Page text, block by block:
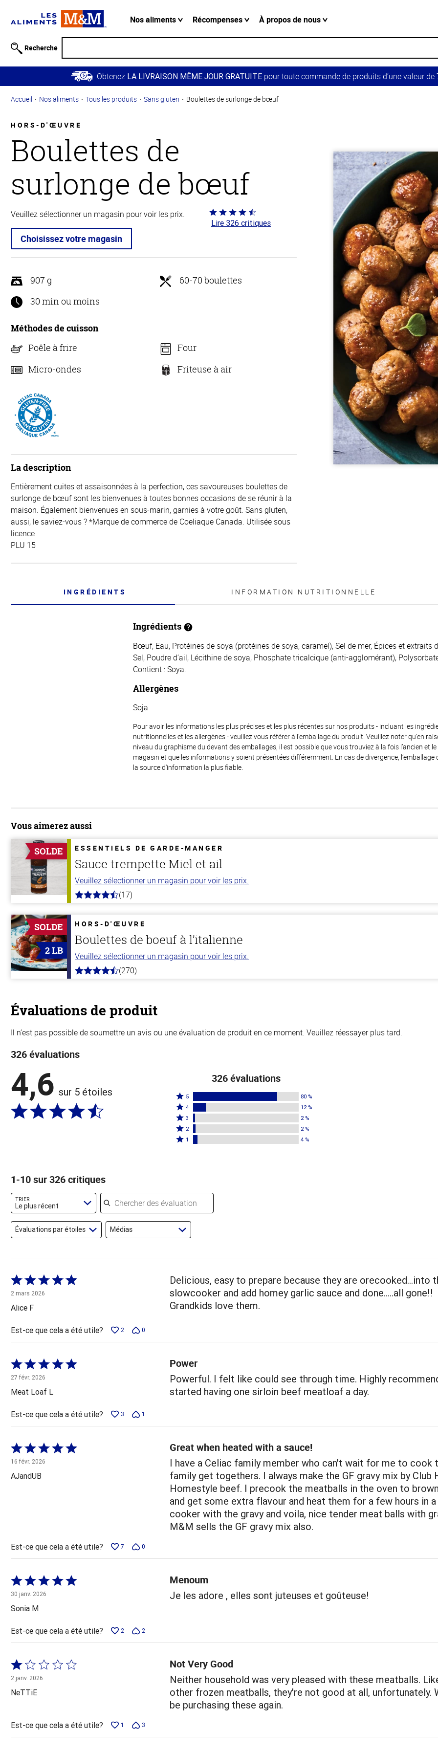
relative à
Passer
contenu
Retour à
principale
Nos aliments Récompenses À propos de nous
Recherche
Obtenez LA LIVRAISON MÊME JOUR GRATUITEpour toute commande de produits d’une valeur
Accueil Nos aliments Tous les produits Sans gluten Boulettes de surlonge de bœuf
HORS-D'ŒUVRE
Boulettes de
surlonge de bœuf
Veuillez sélectionner un magasin pour voir les prix.
Choisissez votre magasin
Coté
4.6 sur
Lire 326 critiques
907 g
60-70 boulettes
30 min ou moins
Méthodes de cuisson
Poêle à frire
Four
Micro-ondes
Friteuse à air
La description
Entièrement cuites et assaisonnées à la perfection, ces savoureuses boulettes de
surlonge de bœuf sont les bienvenues à toutes bonnes occasions de se réunir à la
maison. Également bienvenues en sous-marin, garnies à votre goût. Sans gluten,
aussi, le saviez-vous ? *Marque de commerce de Coeliaque Canada. Utilisée sous
licence.
PLU 15
INGRÉDIENTS INFORMATION NUTRITIONNELLE
Ingrédients
Bœuf, Eau, Protéines de soya (protéines de soya, caramel), Sel de mer, Épices et extraits
Sel, Poudre d’ail, Lécithine de soya, Phosphate tricalcique (anti-agglomérant),
Contient : Soya.
Allergènes
Soja
Pour avoir les informations les plus précises et les plus récentes sur nos produits - incluant les
nutritionnelles et les allergènes - veuillez vous référer à l’emballage du produit. Veuillez noter qu’en
niveau du graphisme du devant des emballages, il est possible que vous trouviez à la fois l’ancien et
magasin et que les informations y soient présentées différemment. En cas de divergence,
la source d'information la plus fiable.
Vous aimerez aussi
SOLDE ESSENTIELS DE GARDE-MANGER
Sauce trempette Miel et ail
Veuillez sélectionner un magasin pour voir les prix.
4.8
5
stars
(17)
SOLDE
2 LB
HORS-D'ŒUVRE
Boulettes de boeuf à l’italienne
Veuillez sélectionner un magasin pour voir les prix.
4.5
stars
(270)
Évaluations de produit
Il n’est pas possible de soumettre un avis ou une évaluation de produit en ce moment. Veuillez réessayer plus tard.
326 évaluations
4,6 sur 5 étoiles
326 évaluations
Coté
5
étoiles
par
80 %
5 80 %
Coté
4
étoiles
par
4 12 %
Coté
3
étoiles
3 2 %
Coté
2
évaluateurs
2 2 %
Coté1 4 %
1-10 sur 326 critiques
TRIER
Le plus récent
Chercher des évaluations
Évaluations par étoiles Médias
Coté
5 sur
5
2 mars 2026
Alice F
Delicious, easy to prepare because they are orecooked...into
slowcooker and add homey garlic sauce and done.....all gone!!
Grandkids love them.
Est-ce que cela a été utile? 2 0
Coté
5 sur
5
27 févr. 2026
Meat Loaf L
Power
Powerful. I felt like could see through time. Highly
started having one sirloin beef meatloaf a day.
Est-ce que cela a été utile? 3 1
Coté
5 sur
5
16 févr. 2026
AJandUB
Great when heated with a sauce!
I have a Celiac family member who can't wait for me to cook
family get togethers. I always make the GF gravy mix by Club
Homestyle beef. I precook the meatballs in the oven to
and get some extra flavour and heat them for a few hours in
cooker with the gravy and voila, nice tender meat balls with
M&M sells the GF gravy mix also.
Est-ce que cela a été utile? 7 0
Coté
5 sur
5
30 janv. 2026
Sonia M
Menoum
Je les adore , elles sont juteuses et goûteuse!
Est-ce que cela a été utile? 2 2
Coté
1 sur
5
2 janv. 2026
NeTTiE
Not Very Good
Neither household was very pleased with these meatballs.
other frozen meatballs, they're not good at all, unfortunately.
be purchasing these again.
Est-ce que cela a été utile? 1 3